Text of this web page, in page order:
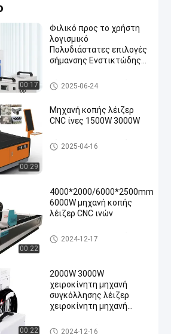
00:17
Φιλικό προς το χρήστη
λογισμικό
Πολυδιάστατες επιλογές
σήμανσης Ενστικτώδης
Laser Engraver Marker
τέμνουσα μηχανή μετάλλων
λέιζερ
2025-06-24
00:29
Μηχανή κοπής λέιζερ
CNC ίνες 1500W 3000W
τέμνουσα μηχανή μετάλλων
λέιζερ
2025-04-16
00:22
4000*2000/6000*2500mm
6000W μηχανή κοπής
λέιζερ CNC ινών
τέμνουσα μηχανή μετάλλων λ
έιζερ
2024-12-17
00:22
2000W 3000W
χειροκίνητη μηχανή
συγκόλλησης λέιζερ
χειροκίνητη μηχανή
Μηχανή συγκόλλησης με λέι
2024-12-16